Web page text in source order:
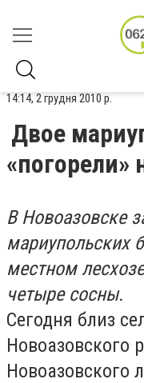
14:14, 2 грудня 2010 р.
Двое
«погорели»
В Новоазовске
мариупольских
местном
четыре сосны.
Сегодня близ
Новоазовского
Новоазовского